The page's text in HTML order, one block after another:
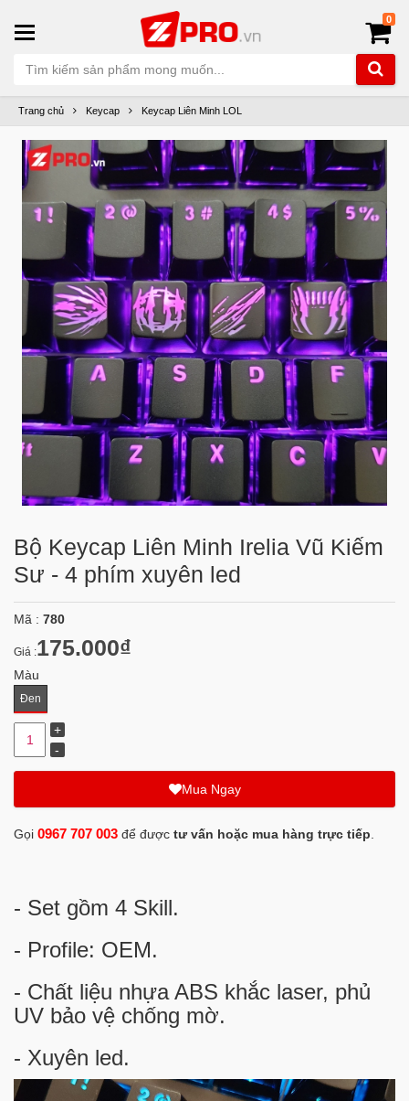
0
Trang chủ Keycap Keycap Liên Minh LOL
Bộ Keycap Liên Minh Irelia Vũ Kiếm
Sư - 4 phím xuyên led
Mã : 780
Giá :175.000₫
Màu
Đen
Mua Ngay
Gọi 0967 707 003 để được tư vấn hoặc mua hàng trực tiếp
- Set gồm 4 Skill.
- Profile: OEM.
- Chất liệu nhựa ABS khắc laser, phủ
UV bảo vệ chống mờ.
- Xuyên led.